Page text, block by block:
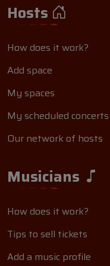
Hosts
How does it work?
Add space
My spaces
My scheduled concerts
Our network of hosts
Musicians
How does it work?
Tips to sell tickets
Add a music profile